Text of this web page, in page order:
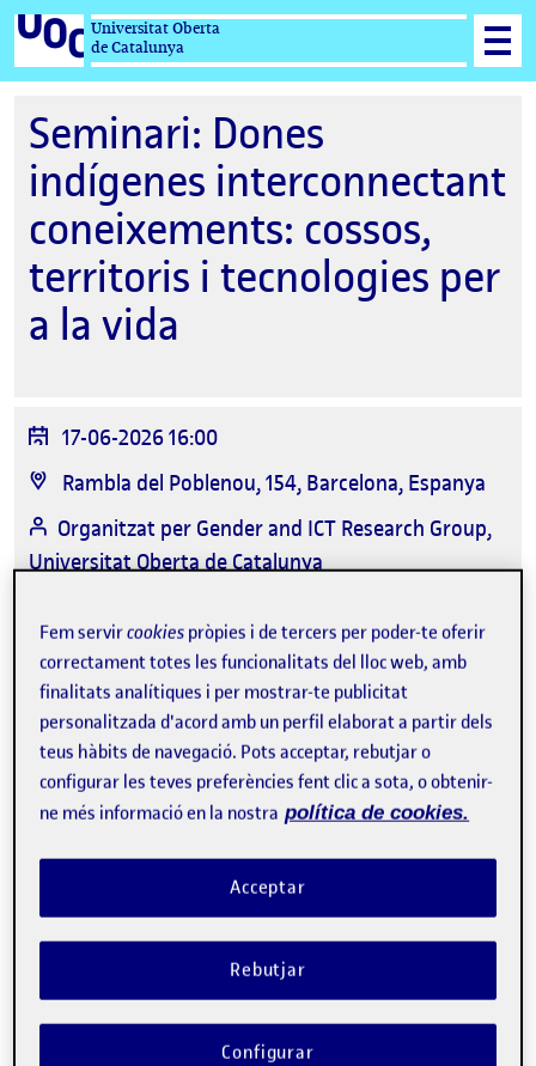
Universitat Oberta
de Catalunya
Seminari: Dones
indígenes interconnectant
coneixements: cossos,
territoris i tecnologies per
a la vida
Data
de
17-06-2026 16:00
Ubicació
Rambla del Poblenou, 154, Barcelona, Espanya
Organitzat per Gender and ICT Research Group,
Universitat Oberta de Catalunya
Tweet
La inscripció ha finalitzat.
Sobre l'esdeveniment
Fem servircookies pròpies i de tercers per poder-te oferir
correctament totes les funcionalitats del lloc web, amb
finalitats analítiques i per mostrar-te publicitat
personalitzada d'acord amb un perfil elaborat a partir dels
teus hàbits de navegació. Pots acceptar, rebutjar o
configurar les teves preferències fent clic a sota, o obtenir-
ne més informació en la nostra política de cookies.
Rebutjar
Acceptar
Configurar